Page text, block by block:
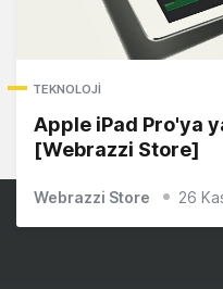
TEKNOLOJI
Apple iPad Pro'ya
[Webrazzi Store]
Webrazzi Store 26